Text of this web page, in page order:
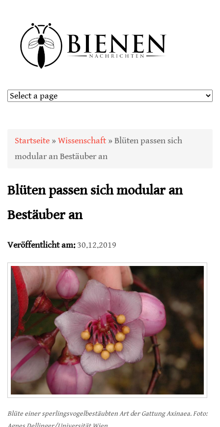
Sie sind hier
Startseite » Wissenschaft » Blüten passen sich
modular an Bestäuber an
Blüten passen sich modular an
Bestäuber an
Veröffentlicht am:30.12.2019
Blüte einer sperlingsvogelbestäubten Art der Gattung Axinaea. Foto: